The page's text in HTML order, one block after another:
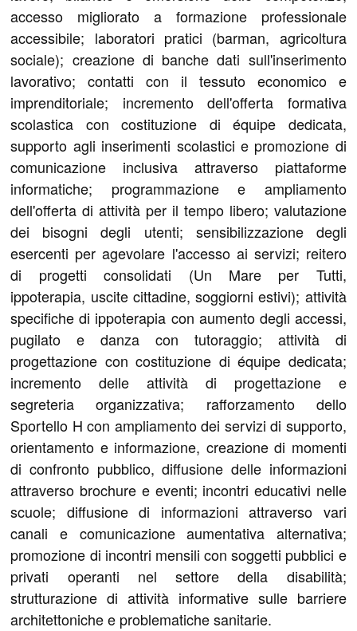
accesso migliorato a formazione professionale
accessibile; laboratori pratici (barman, agricoltura
sociale); creazione di banche dati sull'inserimento
lavorativo; contatti con il tessuto economico e
imprenditoriale; incremento dell'offerta formativa
scolastica con costituzione di équipe dedicata,
supporto agli inserimenti scolastici e promozione di
comunicazione inclusiva attraverso piattaforme
informatiche; programmazione e ampliamento
dell'offerta di attività per il tempo libero; valutazione
dei bisogni degli utenti; sensibilizzazione degli
esercenti per agevolare l'accesso ai servizi; reitero
di progetti consolidati (Un Mare per Tutti,
ippoterapia, uscite cittadine, soggiorni estivi); attività
specifiche di ippoterapia con aumento degli accessi,
pugilato e danza con tutoraggio; attività di
progettazione con costituzione di équipe dedicata;
incremento delle attività di progettazione e
segreteria organizzativa; rafforzamento dello
Sportello H con ampliamento dei servizi di supporto,
orientamento e informazione, creazione di momenti
di confronto pubblico, diffusione delle informazioni
attraverso brochure e eventi; incontri educativi nelle
scuole; diffusione di informazioni attraverso vari
canali e comunicazione aumentativa alternativa;
promozione di incontri mensili con soggetti pubblici e
privati operanti nel settore della disabilità;
strutturazione di attività informative sulle barriere
architettoniche e problematiche sanitarie.